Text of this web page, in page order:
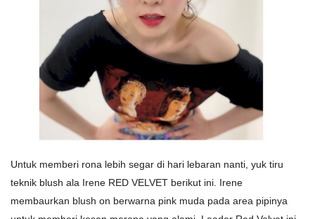
Untuk memberi rona lebih segar di hari lebaran nanti, yuk tiru
teknik blush ala Irene RED VELVET berikut ini. Irene
membaurkan blush on berwarna pink muda pada area pipinya